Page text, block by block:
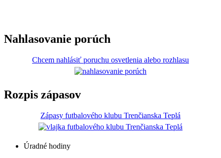
Nahlasovanie porúch
Chcem nahlásiť poruchu osvetlenia alebo rozhlasu
Rozpis zápasov
Zápasy futbalového klubu Trenčianska Teplá
Úradné hodiny